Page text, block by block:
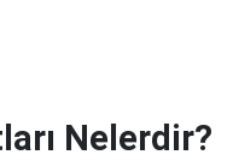
Nelerdir?